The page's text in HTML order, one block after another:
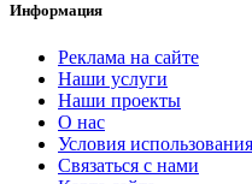
Информация
Реклама на сайте
Наши услуги
Наши проекты
О нас
Условия использования
Связаться с нами